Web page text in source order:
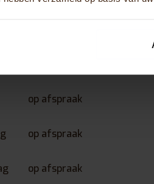
op afspraak
op afspraak
op afspraak